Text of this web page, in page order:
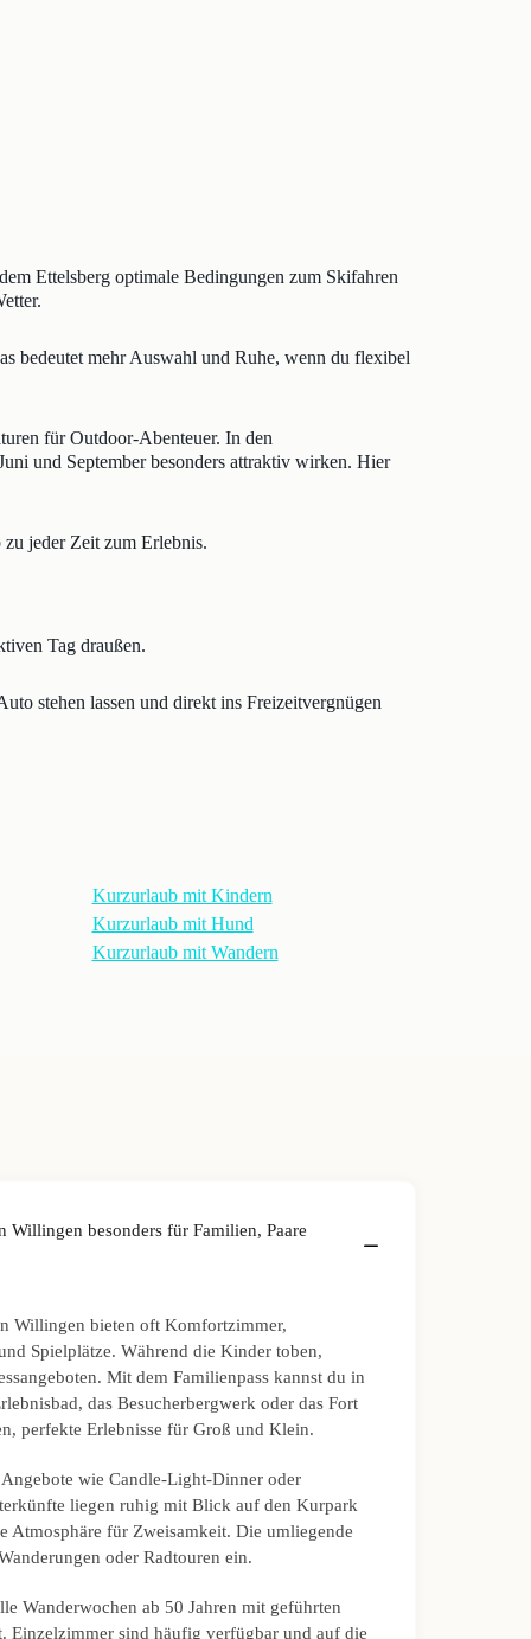
Ettelsberg optimale Bedingungen zum Skifahren
bedeutet mehr Auswahl und Ruhe, wenn du flexibel
für Outdoor-Abenteuer. In den
und September besonders attraktiv wirken. Hier
jeder Zeit zum Erlebnis.
Tag draußen.
stehen lassen und direkt ins Freizeitvergnügen
Kurzurlaub mit Kindern
Kurzurlaub mit Hund
Kurzurlaub mit Wandern
besonders für Familien, Paare
Willingen bieten oft Komfortzimmer,
Spielplätze. Während die Kinder toben,
Mit dem Familienpass kannst du in
das Besucherbergwerk oder das Fort
perfekte Erlebnisse für Groß und Klein.
Angebote wie Candle-Light-Dinner oder
liegen ruhig mit Blick auf den Kurpark
Atmosphäre für Zweisamkeit. Die umliegende
oder Radtouren ein.
Wanderwochen ab 50 Jahren mit geführten
Einzelzimmer sind häufig verfügbar und auf die